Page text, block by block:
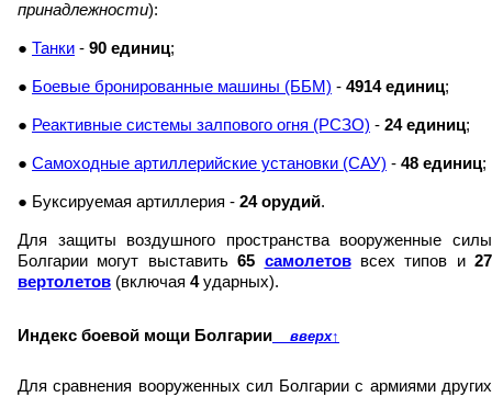
принадлежности):
● Танки - 90 единиц;
● Боевые бронированные машины (ББМ) - 4914 единиц;
● Реактивные системы залпового огня (РСЗО) - 24 единиц;
● Самоходные артиллерийские установки (САУ) - 48 единиц;
● Буксируемая артиллерия - 24 орудий.
Для защиты воздушного пространства вооруженные силы
Болгарии могут выставить65 самолетоввсех типов и 27
вертолетов (включая 4ударных).
Индекс боевой мощи Болгарии вверх↑
Для сравнения вооруженных сил Болгарии с армиями других